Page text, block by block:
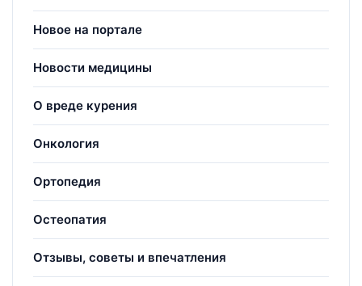
Новое на портале
Новости медицины
О вреде курения
Онкология
Ортопедия
Остеопатия
Отзывы, советы и впечатления